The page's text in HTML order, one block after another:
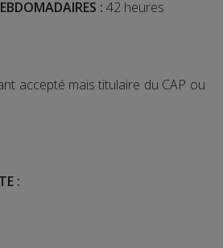
: 42 heures
accepté mais titulaire du CAP ou
: